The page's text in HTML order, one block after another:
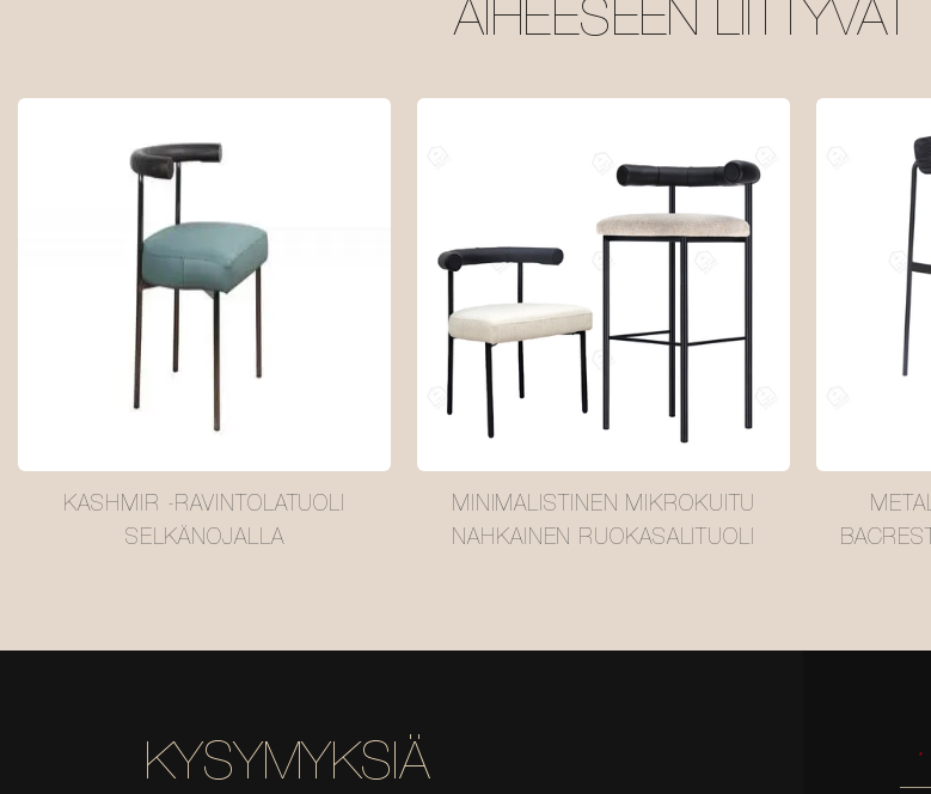
AIHEESEEN LIITTYVÄT
KASHMIR -RAVINTOLATUOLI
SELKÄNOJALLA
MINIMALISTINEN MIKROKUITU
NAHKAINEN RUOKASALITUOLI
KYSYMYKSIÄ